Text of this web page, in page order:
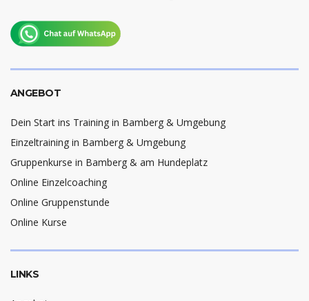
ANGEBOT
Dein Start ins Training in Bamberg & Umgebung
Einzeltraining in Bamberg & Umgebung
Gruppenkurse in Bamberg & am Hundeplatz
Online Einzelcoaching
Online Gruppenstunde
Online Kurse
LINKS